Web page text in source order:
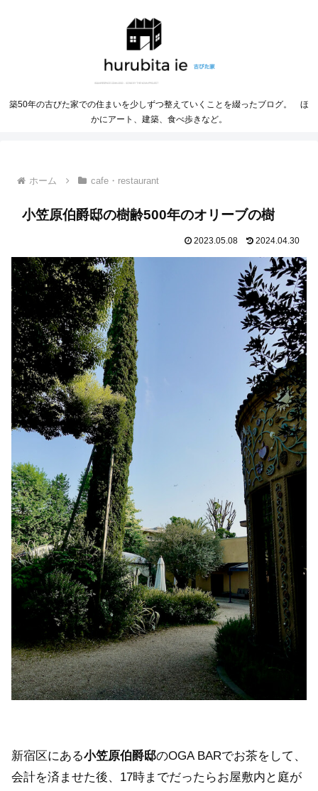
築50年の古びた家での住まいを少しずつ整えていくことを綴ったブログ。 ほ
かにアート、建築、食べ歩きなど。
ホーム cafe・restaurant
小笠原伯爵邸の樹齢500年のオリーブの樹
2023.05.08 2024.04.30
新宿区にある小笠原伯爵邸のOGA BARでお茶をして、
会計を済ませた後、17時までだったらお屋敷内と庭が